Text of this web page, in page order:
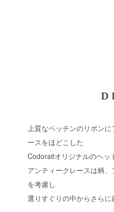
上質なベッチンのリボン
ースをほどこした
Codoraitオリジナルのヘッ
アンティークレースは柄
を考慮し
選りすぐりの中からさらに